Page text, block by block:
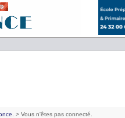
> Vous n'êtes pas connecté.